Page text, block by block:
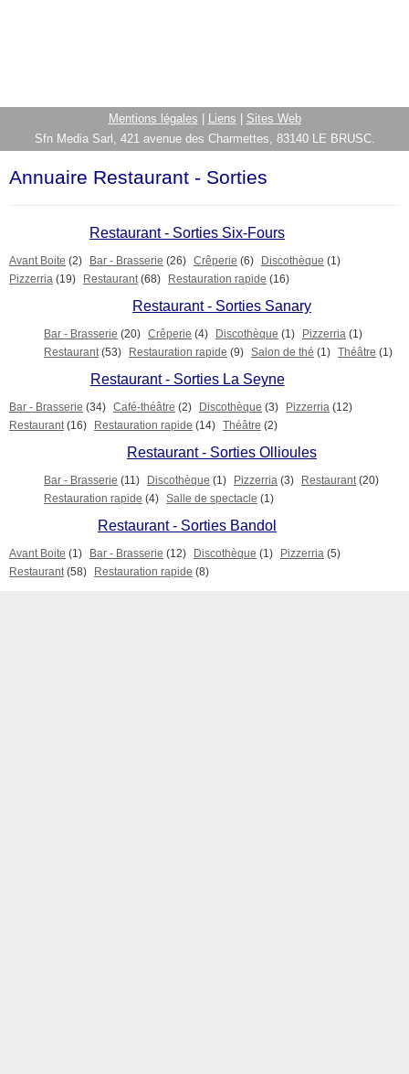
Mentions légales Liens
Sites Web
Sfn Media Sarl, 421 avenue des Charmettes, 83140 LE BRUSC.
Annuaire Restaurant - Sorties
Restaurant - Sorties Six-Fours
Avant Boite (2) Bar - Brasserie (26) Crêperie (6) Discothèque (1)
Pizzerria (19) Restaurant (68) Restauration rapide (16)
Restaurant - Sorties Sanary
Bar - Brasserie (20) Crêperie (4) Discothèque (1) Pizzerria (1)
Restaurant (53) Restauration rapide (9) Salon de thé (1) Théâtre (1)
Restaurant - Sorties La Seyne
Bar - Brasserie (34) Café-théâtre (2) Discothèque (3) Pizzerria (12)
Restaurant (16) Restauration rapide (14) Théâtre (2)
Restaurant - Sorties Ollioules
Bar - Brasserie (11) Discothèque (1) Pizzerria (3) Restaurant (20)
Restauration rapide (4) Salle de spectacle (1)
Restaurant - Sorties Bandol
Avant Boite (1) Bar - Brasserie (12) Discothèque (1) Pizzerria (5)
Restaurant (58) Restauration rapide (8)